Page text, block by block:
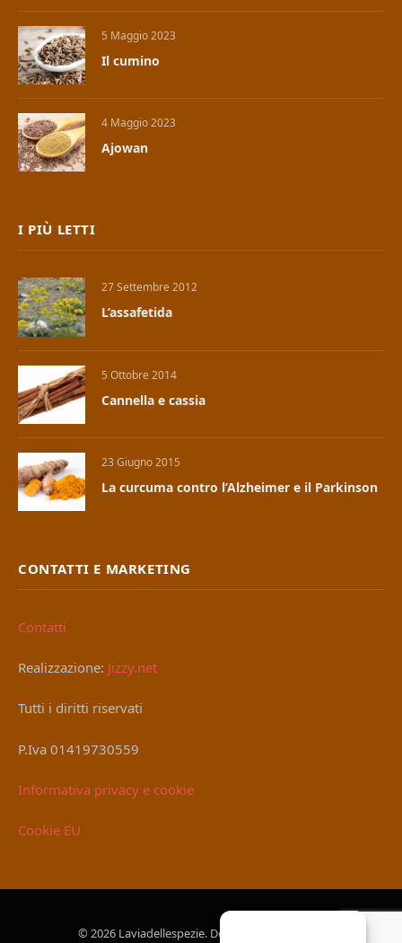
5 Maggio 2023
Il cumino
4 Maggio 2023
Ajowan
I PIÙ LETTI
27 Settembre 2012
L’assafetida
5 Ottobre 2014
Cannella e cassia
23 Giugno 2015
La curcuma contro l’Alzheimer e il Parkinson
CONTATTI E MARKETING
Contatti
Realizzazione: Jizzy.net
Tutti i diritti riservati
P.Iva 01419730559
Informativa privacy e cookie
Cookie EU
© 2026 Laviadellespezie. Designed by